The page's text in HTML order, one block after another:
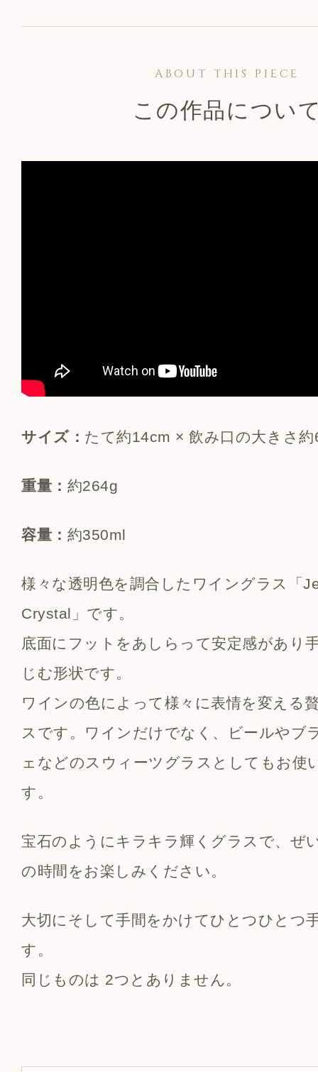
ABOUT THIS PIECE
この作品につい
サイズ： たて約14cm × 飲み口の大きさ
重量： 約264g
容量： 約350ml
様々な透明色を調合したワイングラス「
Crystal」です。
底面にフットをあしらって安定感があり
じむ形状です。
ワインの色によって様々に表情を変える
スです。ワインだけでなく、ビールやブ
ェなどのスウィーツグラスとしてもお使
す。
宝石のようにキラキラ輝くグラスで、ぜ
の時間をお楽しみください。
大切にそして手間をかけてひとつひとつ
す。
同じものは 2つとありません。